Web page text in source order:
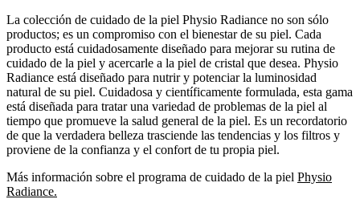
La colección de cuidado de la piel Physio Radiance no son sólo
productos; es un compromiso con el bienestar de su piel. Cada
producto está cuidadosamente diseñado para mejorar su rutina de
cuidado de la piel y acercarle a la piel de cristal que desea. Physio
Radiance está diseñado para nutrir y potenciar la luminosidad
natural de su piel. Cuidadosa y científicamente formulada, esta gama
está diseñada para tratar una variedad de problemas de la piel al
tiempo que promueve la salud general de la piel. Es un recordatorio
de que la verdadera belleza trasciende las tendencias y los filtros y
proviene de la confianza y el confort de tu propia piel.
Más información sobre el programa de cuidado de la piel Physio
Radiance.